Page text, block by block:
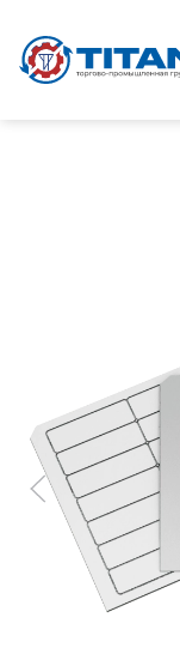
Перейти к